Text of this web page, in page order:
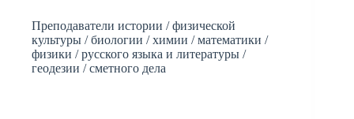
Преподаватели истории / физической
культуры / биологии / химии / математики /
физики / русского языка и литературы /
геодезии / сметного дела